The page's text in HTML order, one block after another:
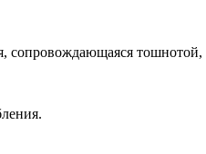
сопровождающаяся